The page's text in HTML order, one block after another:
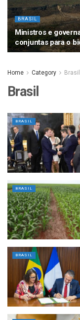
BRASIL
Ministros e
conjuntas para o
Home Category Brasil
Brasil
BRASIL
BRASIL
BRASIL